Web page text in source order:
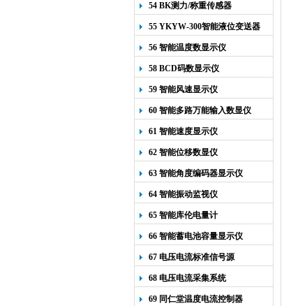
54 BK测力/称重传感器
55 YKYW-300智能液位变送器
56 智能温度数显示仪
58 BCD码数显示仪
59 智能风速显示仪
60 智能多路万能输入数显仪
61 智能速度显示仪
62 智能位移数显仪
63 智能角度编码器显示仪
64 智能振动监视仪
65 智能库伦电量计
66 智能蓄电池容量显示仪
67 电压电流标准信号源
68 电压电流采集系统
69 同仁堂温度电流控制器